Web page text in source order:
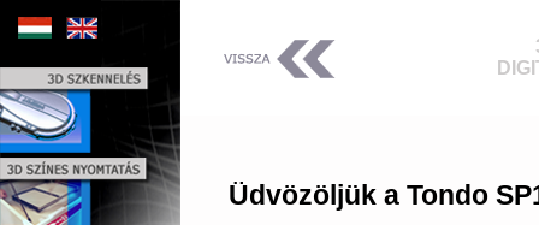
Üdvözöljük a Tondo